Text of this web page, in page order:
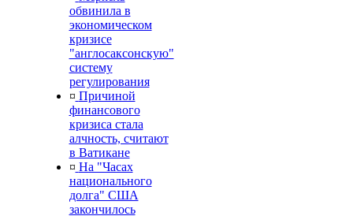
обвинила в
экономическом
кризисе
"англосаксонскую"
систему
регулирования
¤ Причиной
финансового
кризиса стала
алчность, считают
в Ватикане
¤ На "Часах
национального
долга" США
закончилось